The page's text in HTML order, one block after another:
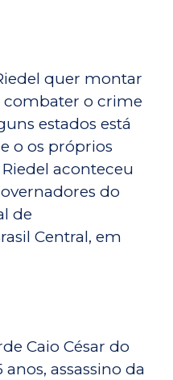
quer montar
combater o crime
estados está
o os próprios
aconteceu
do
de
Central, em
Caio César do
assassino da